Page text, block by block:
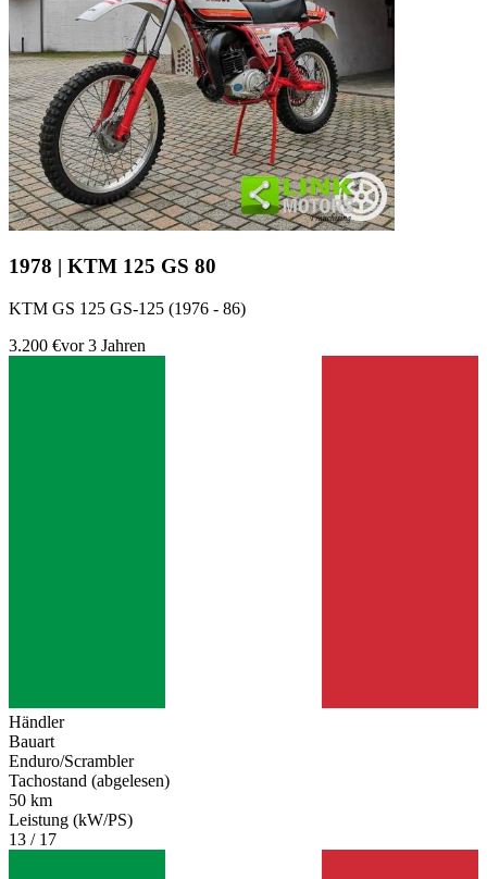
1978 | KTM 125 GS 80
KTM GS 125 GS-125 (1976 - 86)
3.200 €vor 3 Jahren
Händler
Bauart
Enduro/Scrambler
Tachostand (abgelesen)
50 km
Leistung (kW/PS)
13 / 17